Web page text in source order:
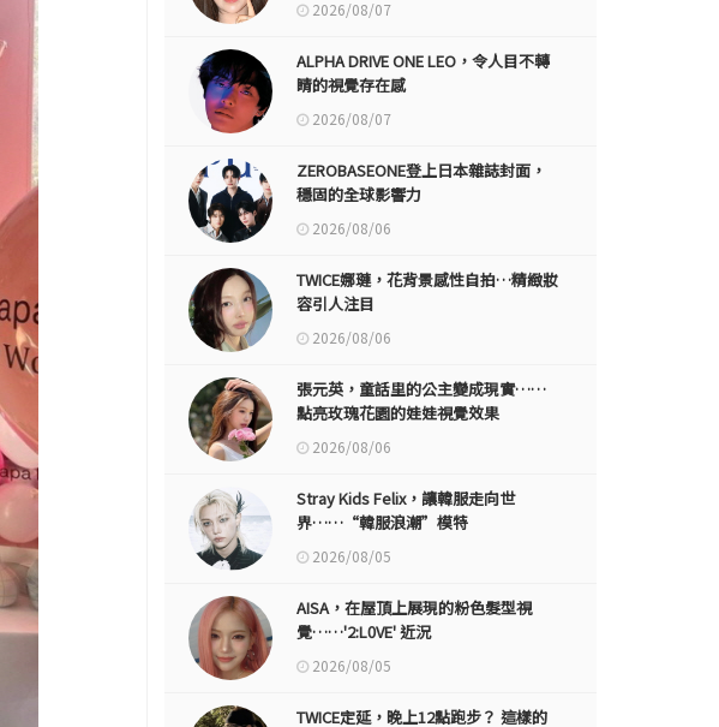
2026/08/07
ALPHA DRIVE ONE LEO，令人目不轉
睛的視覺存在感
2026/08/07
ZEROBASEONE登上日本雜誌封面，
穩固的全球影響力
2026/08/06
TWICE娜璉，花背景感性自拍…精緻妝
容引人注目
2026/08/06
張元英，童話里的公主變成現實……
點亮玫瑰花園的娃娃視覺效果
2026/08/06
Stray Kids Felix，讓韓服走向世
界……“韓服浪潮”模特
2026/08/05
AISA，在屋頂上展現的粉色髮型視
覺……'2:L0VE' 近況
2026/08/05
TWICE定延，晚上12點跑步？ 這樣的